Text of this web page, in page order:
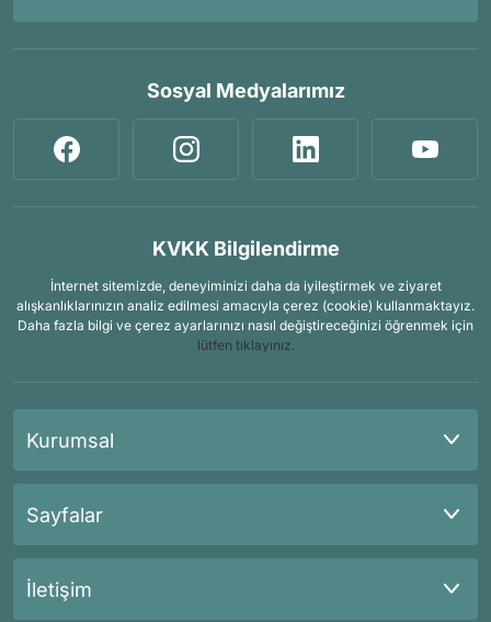
Sosyal Medyalarımız
KVKK Bilgilendirme
İnternet sitemizde, deneyiminizi daha da iyileştirmek ve ziyaret
alışkanlıklarınızın analiz edilmesi amacıyla çerez (cookie) kullanmaktayız.
Daha fazla bilgi ve çerez ayarlarınızı nasıl değiştireceğinizi öğrenmek için
lütfen tıklayınız.
Kurumsal
Sayfalar
İletişim